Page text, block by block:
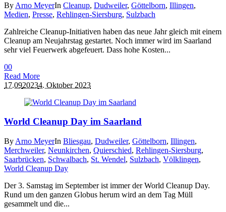
By Arno MeyerIn Cleanup, Dudweiler, Göttelborn, Illingen,
Medien, Presse, Rehlingen-Siersburg, Sulzbach
Zahlreiche Cleanup-Initiativen haben das neue Jahr gleich mit einem
Cleanup am Neujahrstag gestartet. Noch immer wird im Saarland
sehr viel Feuerwerk abgefeuert. Dass hohe Kosten...
00
Read More
17.0920234. Oktober 2023
World Cleanup Day im Saarland
By Arno MeyerIn Bliesgau, Dudweiler, Göttelborn, Illingen,
Merchweiler, Neunkirchen, Quierschied, Rehlingen-Siersburg,
Saarbrücken, Schwalbach, St. Wendel, Sulzbach, Völklingen,
World Cleanup Day
Der 3. Samstag im September ist immer der World Cleanup Day.
Rund um den ganzen Globus herum wird an dem Tag Müll
gesammelt und die...